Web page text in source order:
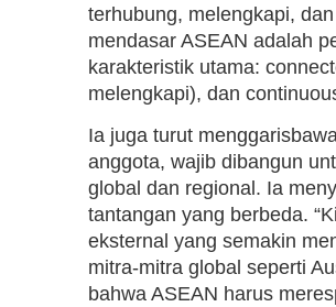
terhubung, melengkapi,
mendasar ASEAN adalah
karakteristik utama:
melengkapi), dan
Ia juga turut
anggota, wajib dibangun
global dan regional. Ia
tantangan yang berbeda.
eksternal yang semakin
mitra-mitra global seperti
bahwa ASEAN harus